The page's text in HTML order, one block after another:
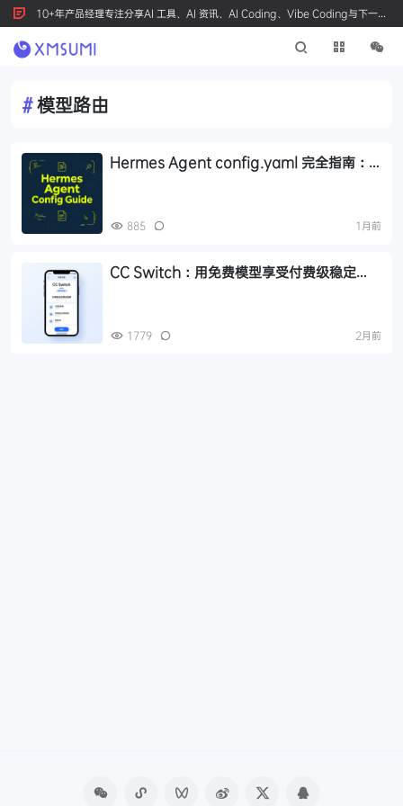
10+年产品经理专注分享AI 工具、AI 资讯、AI Coding、Vibe Coding与下一代
产品创新，按 Ctrl+D 收藏我们
#模型路由
Hermes Agent config.yaml 完全指南：
885 1月前
CC Switch：用免费模型享受付费级稳定
1779 2月前